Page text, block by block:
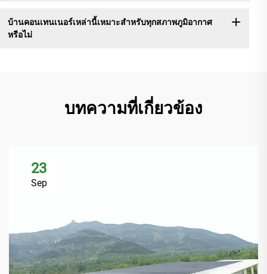
บ้านคอนเทนเนอร์เหล่านี้เหมาะสำหรับทุกสภาพภูมิอากาศ
หรือไม่
บทความที่เกี่ยวข้อง
23
Sep